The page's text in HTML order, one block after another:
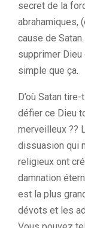
secret de la
abrahamiques,
cause de
supprimer Dieu
simple que ça.
D’où Satan
défier ce Dieu
merveilleux ??
dissuasion qui
religieux ont
damnation
est la plus
dévots et les